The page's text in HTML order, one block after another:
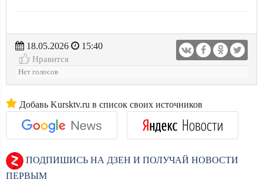
18.05.2026
15:40
Нравится
Нет голосов
Добавь Kursktv.ru в список своих источников
ПОДПИШИСЬ НА ДЗЕН И ПОЛУЧАЙ НОВОСТИ
ПЕРВЫМ